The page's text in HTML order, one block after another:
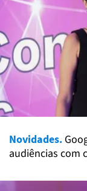
Novidades.
audiências com